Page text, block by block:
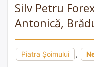
Silv Petru
Antonică,
Piatra Șoimului ,